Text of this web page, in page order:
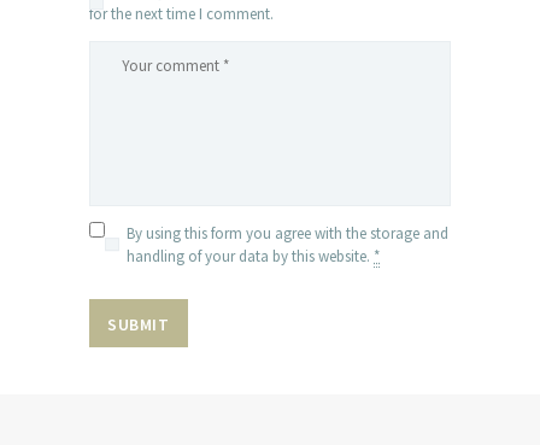
for the next time I comment.
By using this form you agree with the storage and
handling of your data by this website. *